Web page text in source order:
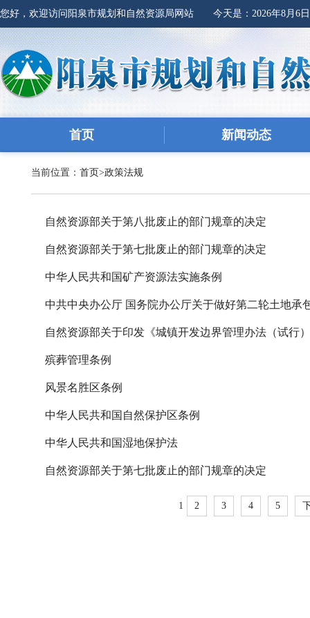
您好，欢迎访问阳泉市规划和自然资源局网站 今天是： 2026年8月6
首页 新闻动态
当前位置： 首页>政策法规
自然资源部关于第八批废止的部门规章的决定
自然资源部关于第七批废止的部门规章的决定
中华人民共和国矿产资源法实施条例
中共中央办公厅 国务院办公厅关于做好第二轮土地承
自然资源部关于印发《城镇开发边界管理办法（试行
殡葬管理条例
风景名胜区条例
中华人民共和国自然保护区条例
中华人民共和国湿地保护法
自然资源部关于第七批废止的部门规章的决定
1 2 3 4 5